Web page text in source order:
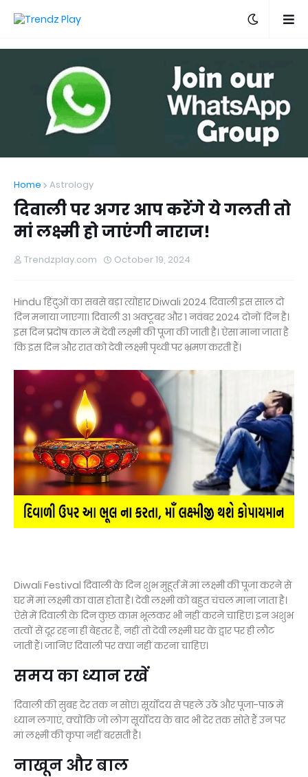
Home Astrology
दिवाली पर अगर आप करेंगे ये गलती तो
मां लक्ष्मी हो जाएंगी नाराज!
Trendzplay.com October 19, 2024
Hindu हिंदुओं का सबसे बड़ा त्योहार Diwali 2024 दिवाली इस साल दो
दिन मनाया जाएगा। दिवाली 31 अक्टूबर और 1 नवंबर 2024 दोनों दिन है।
इस दिन प्रदोष काल में देवी लक्ष्मी की पूजा की जाती है। ऐसा माना जाता है
कि इस दिन और रात को देवी लक्ष्मी पृथ्वी पर भ्रमण करती हैं।
Diwali Festival दिवाली के दिन शुभ मुहूर्त में मां लक्ष्मी की पूजा करने से
घर में मां लक्ष्मी का वास होता है। देवी लक्ष्मी को बहुत चंचल माना जाता है।
ऐसे में दिवाली के दिन कुछ काम भूलकर भी नहीं करने चाहिए। इन अशुभ
तत्वों से दूर रहना ही बेहतर है, नहीं तो देवी लक्ष्मी घर के द्वार पर ही लौट
जाती हैं। जानिए दिवाली पर क्या नहीं करना चाहिए।
समय का ध्यान रखें
दिवाली की सुबह देर तक न सोएं। सूर्योदय से पहले उठें और पूजा-पाठ में
ध्यान लगाएं, क्योंकि जो लोग सूर्योदय के बाद भी देर तक सोते हैं उन पर
मां लक्ष्मी की कृपा नहीं बरसती है।
नाखून और बाल